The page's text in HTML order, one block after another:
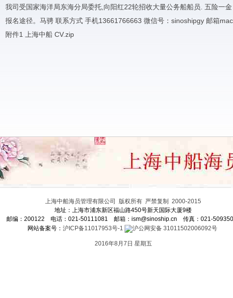
我司受国家海洋局东海分局委托,向阳红22轮招收大量公务船船员. 五险一
报名途径。马骋 联系方式 手机13661766663 微信号：sinoshipgy 邮箱
附件1 上海中船 CV.zip
上海中船海员管理有限公司 版权所有 严禁复制 2000-2015
地址：上海市浦东新区福山路450号新天国际大厦9楼
邮编：200122 电话：021-50111081 邮箱： ism@sinoship.cn 传真：021-
网站备案号： 沪ICP备11017953号-1 沪公网安备 31011502006092号
2016年8月7日 星期五